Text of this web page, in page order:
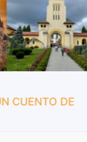
DE